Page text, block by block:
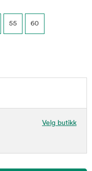
55 60
Velg butikk